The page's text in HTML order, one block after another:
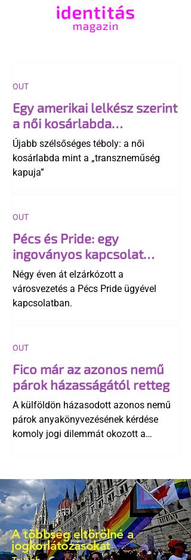
Egy amerikai lelkész szerint
a női kosárlabda
transzneműséghez vezet
Újabb szélsőséges téboly: a női
kosárlabda mint a „transzneműség
kapuja”
OUT
Pécs és Pride: egy
ingoványos kapcsolat
története
Négy éven át elzárkózott a
városvezetés a Pécs Pride ügyével
kapcsolatban.
OUT
Fico már az azonos nemű
párok házasságától retteg
A külföldön házasodott azonos nemű
párok anyakönyvezésének kérdése
komoly jogi dilemmát okozott a
egyértelműen tiltja a házasságuk
elismerését. Közben az ellenzéken belül
is vita robbant ki arról, hogy vissza
kellene-e vonni a kormány konzervatív
alkotmánymódosítását
OUT
A többség eltörölné a
jogkorlátozásokat